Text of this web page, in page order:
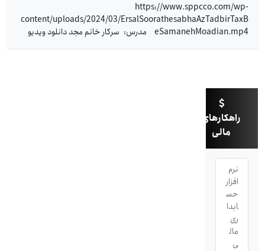
https://www.sppcco.com/wp-
content/uploads/2024/03/ErsalSoorathesabhaAzTadbirTaxB
eSamanehMoadian.mp4 مدرس: سرکار خانم مجد دانلود ویدیو
راهکارهای
مالی
نرم
افزار
حس
ابدا
ری
مال
ی